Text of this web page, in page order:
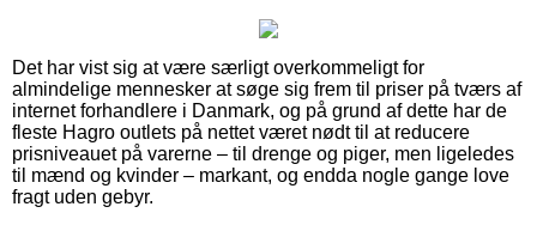
Det har vist sig at være særligt overkommeligt for
almindelige mennesker at søge sig frem til priser på tværs af
internet forhandlere i Danmark, og på grund af dette har de
fleste Hagro outlets på nettet været nødt til at reducere
prisniveauet på varerne – til drenge og piger, men ligeledes
til mænd og kvinder – markant, og endda nogle gange love
fragt uden gebyr.